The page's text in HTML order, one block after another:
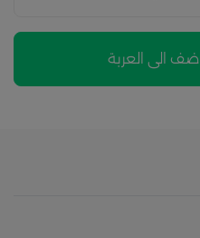
اضف الى العربة